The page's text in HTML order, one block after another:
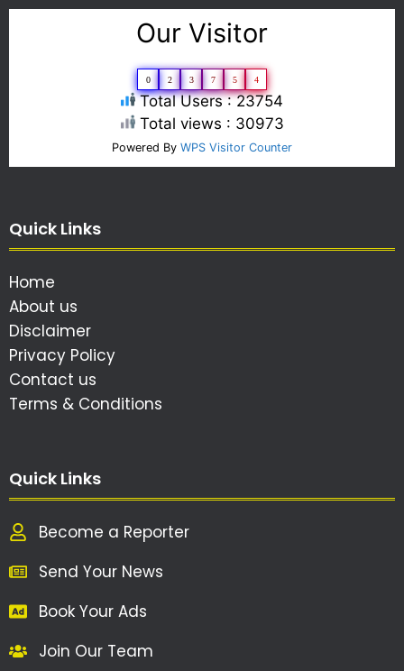
Our Visitor
0 2 3 7 5 4
Total Users : 23754
Total views : 30973
Powered By WPS Visitor Counter
Quick Links
Home
About us
Disclaimer
Privacy Policy
Contact us
Terms & Conditions
Quick Links
Become a Reporter
Send Your News
Book Your Ads
Join Our Team